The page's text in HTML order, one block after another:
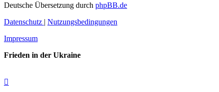
Deutsche Übersetzung durch phpBB.de
Datenschutz | Nutzungsbedingungen
Impressum
Frieden in der Ukraine